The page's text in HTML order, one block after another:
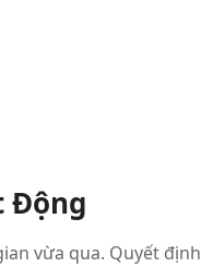
Động
vừa qua. Quyết định